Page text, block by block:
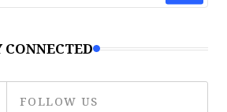
CONNECTED
FOLLOW US